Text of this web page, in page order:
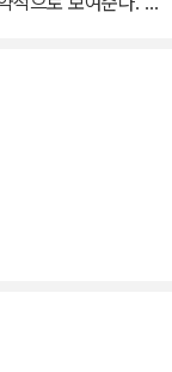
껏 들어보지 못했
되어 있다. 특히 이